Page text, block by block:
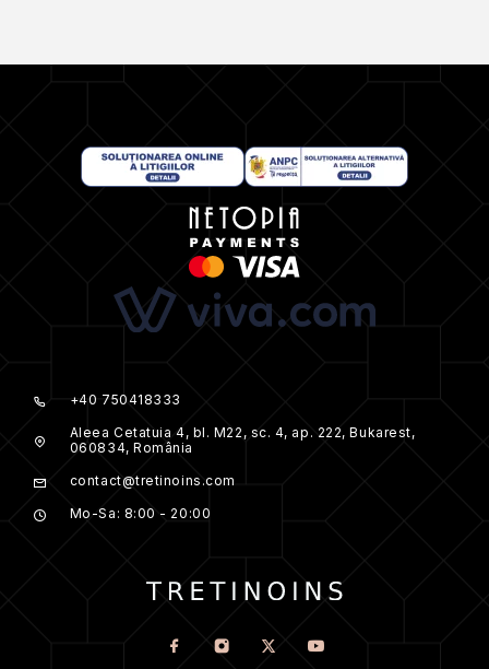
+40 750418333
Aleea Cetatuia 4, bl. M22, sc. 4, ap. 222, Bukarest,
060834, România
contact@tretinoins.com
Mo-Sa: 8:00 - 20:00